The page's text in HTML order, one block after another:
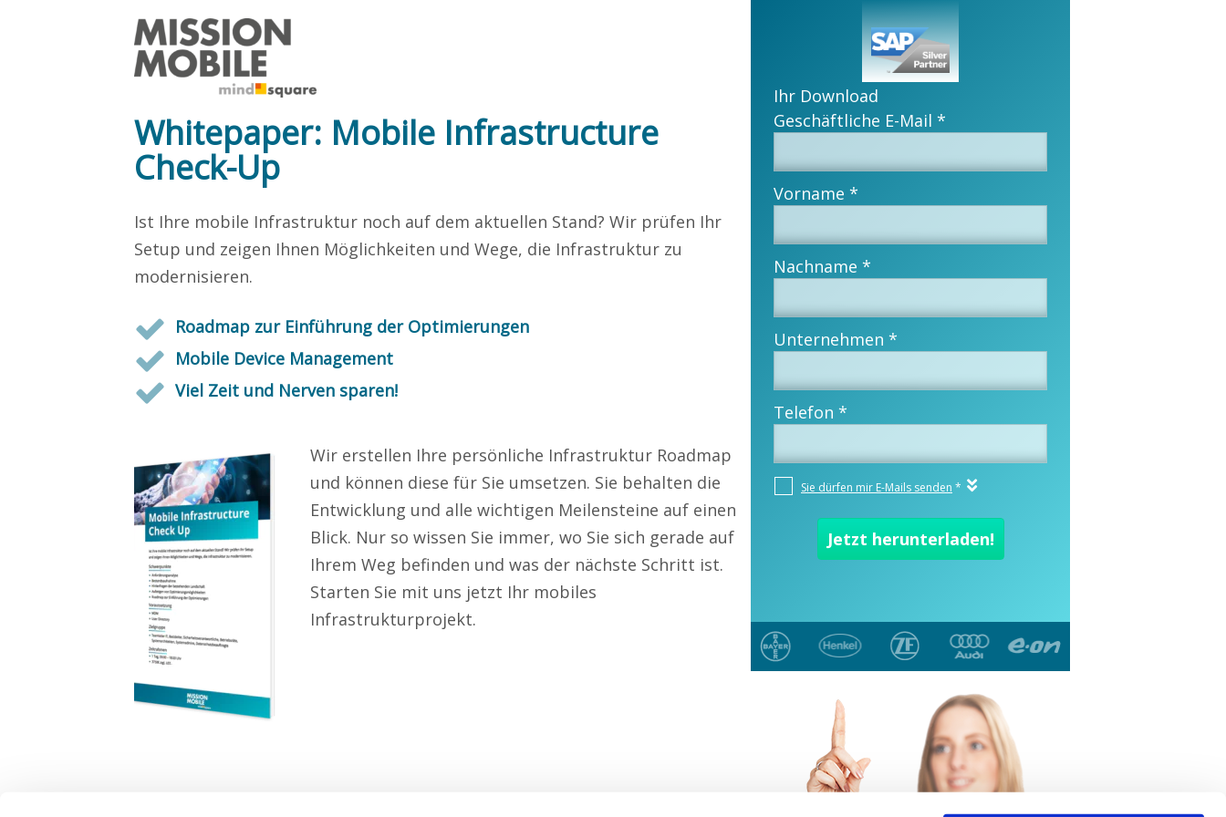
Whitepaper: Mobile Infrastructure
Check-Up
Ist Ihre mobile Infrastruktur noch auf dem aktuellen Stand? Wir prüfen Ihr
Setup und zeigen Ihnen Möglichkeiten und Wege, die Infrastruktur zu
modernisieren.
Roadmap zur Einführung der Optimierungen
Mobile Device Management
Viel Zeit und Nerven sparen!
Wir erstellen Ihre persönliche Infrastruktur Roadmap
und können diese für Sie umsetzen. Sie behalten die
Entwicklung und alle wichtigen Meilensteine auf einen
Blick. Nur so wissen Sie immer, wo Sie sich gerade auf
Ihrem Weg befinden und was der nächste Schritt ist.
Starten Sie mit uns jetzt Ihr mobiles
Infrastrukturprojekt.
Ihr Download